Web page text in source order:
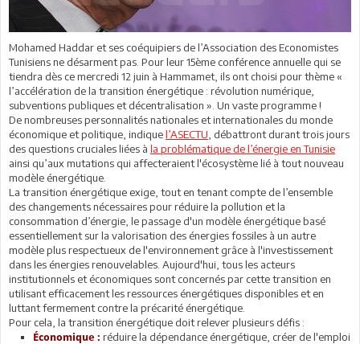
Mohamed Haddar et ses coéquipiers de l’Association des Economistes
Tunisiens ne désarment pas. Pour leur 15ème conférence annuelle qui se
tiendra dès ce mercredi 12 juin à Hammamet, ils ont choisi pour thème «
l’accélération de la transition énergétique : révolution numérique,
subventions publiques et décentralisation ». Un vaste programme !
De nombreuses personnalités nationales et internationales du monde
économique et politique, indiquel’ASECTU , débattront durant trois jours
des questions cruciales liées à la problématique de l’énergie en Tunisie
ainsi qu’aux mutations qui affecteraient l'écosystème lié à tout nouveau
modèle énergétique.
La transition énergétique exige, tout en tenant compte de l’ensemble
des changements nécessaires pour réduire la pollution et la
consommation d’énergie, le passage d'un modèle énergétique basé
essentiellement sur la valorisation des énergies fossiles à un autre
modèle plus respectueux de l'environnement grâce à l'investissement
dans les énergies renouvelables. Aujourd'hui, tous les acteurs
institutionnels et économiques sont concernés par cette transition en
utilisant efficacement les ressources énergétiques disponibles et en
luttant fermement contre la précarité énergétique.
Pour cela, la transition énergétique doit relever plusieurs défis :
Économique : réduire la dépendance énergétique, créer de l'emploi